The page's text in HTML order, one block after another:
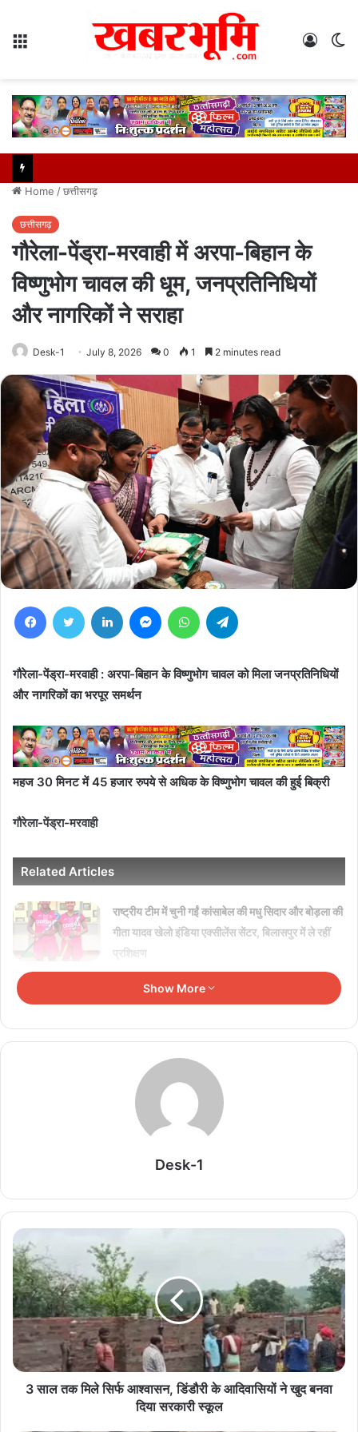
Log
Home /छत्तीसगढ़
छत्तीसगढ़
गौरेला-पेंड्रा-मरवाही में अरपा-बिहान के
विष्णुभोग चावल की धूम, जनप्रतिनिधियों
और नागरिकों ने सराहा
Desk-1 July 8, 2026 0 1 2 minutes read
FacebookTwitter LinkedIn MessengerWhatsApp
गौरेला-पेंड्रा-मरवाही : अरपा-बिहान के विष्णुभोग चावल को मिला जनप्रतिनिधियों
और नागरिकों का भरपूर समर्थन
महज 30 मिनट में 45 हजार रुपये से अधिक के विष्णुभोग चावल की हुई बिक्री
गौरेला-पेंड्रा-मरवाही
Related Articles
राष्ट्रीय टीम में चुनी गईं कांसाबेल की मधु सिदार और बोड़ला की
गीता यादव खेलो इंडिया एक्सीलेंस सेंटर, बिलासपुर में ले रहीं
प्रशिक्षण
August 6, 2026
विश्व स्तनपान सप्ताह के राज्य स्तरीय कार्यक्रम का सफल
आयोजन, छत्तीसगढ़ के प्रथम “मातृ दूध कोष (Mother
August 6, 2026
एक किलो का ट्यूमर निकाल महिला को दिया नया जीवन
August 6, 2026
नई इबारत, स्वतंत्रता दिवस समारोह में होंगी शामिल
सामाजिक सुरक्षा से आत्मनिर्भरता की राह पर
August 6, 2026
बलौदाबाजार के ऐतिहासिक विकास और युवाओं के स्वर्णिम
भविष्य के लिए प्रतिबद्ध
August 6, 2026
राष्ट्रीय ग्रामीण आजीविका मिशन बिहान से जुड़ी स्व-सहायता समूहों की महिलाओं
Show More
Desk-1
3 साल तक मिले सिर्फ आश्वासन, डिंडौरी के आदिवासियों ने खुद बनवा
दिया सरकारी स्कूल